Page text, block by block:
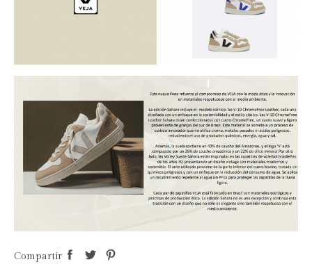
Compartir